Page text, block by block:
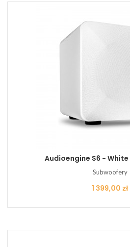
Audioengine S6 -
Subwoofery
Cena
1 399,00 zł